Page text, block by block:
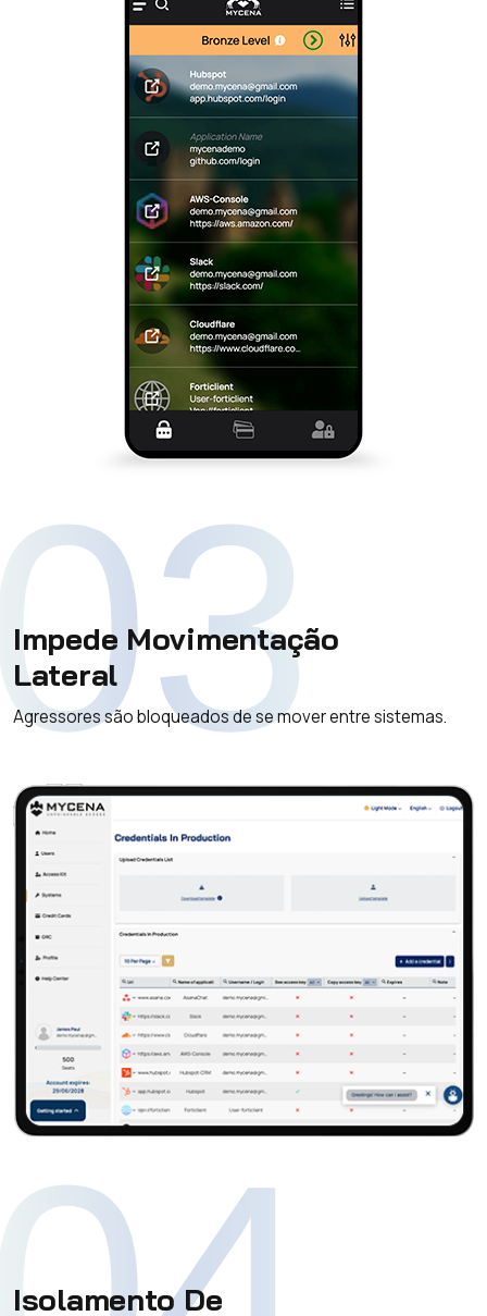
Impede Movimentação
Lateral
Agressores são bloqueados de se mover entre sistemas.
Isolamento De